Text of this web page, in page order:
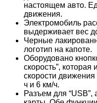
настоящем авто.
движения.
Электромобиль
выдерживает вес
Черные
логотип на капоте.
Оборудовано
скорость”, которая
скорости движения
ч и 6 км/ч.
Разъем для “USB”,